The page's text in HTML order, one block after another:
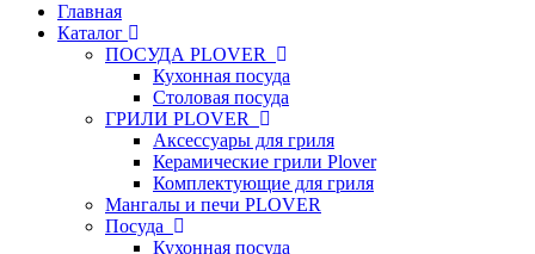
Главная
Каталог
ПОСУДА PLOVER
Кухонная посуда
Столовая посуда
ГРИЛИ PLOVER
Аксессуары для гриля
Керамические грили Plover
Комплектующие для гриля
Мангалы и печи PLOVER
Посуда
Кухонная посуда